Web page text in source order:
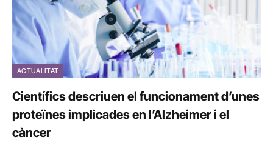
ACTUALITAT
Científics descriuen el funcionament d’unes
proteïnes implicades en l’Alzheimer i el
càncer